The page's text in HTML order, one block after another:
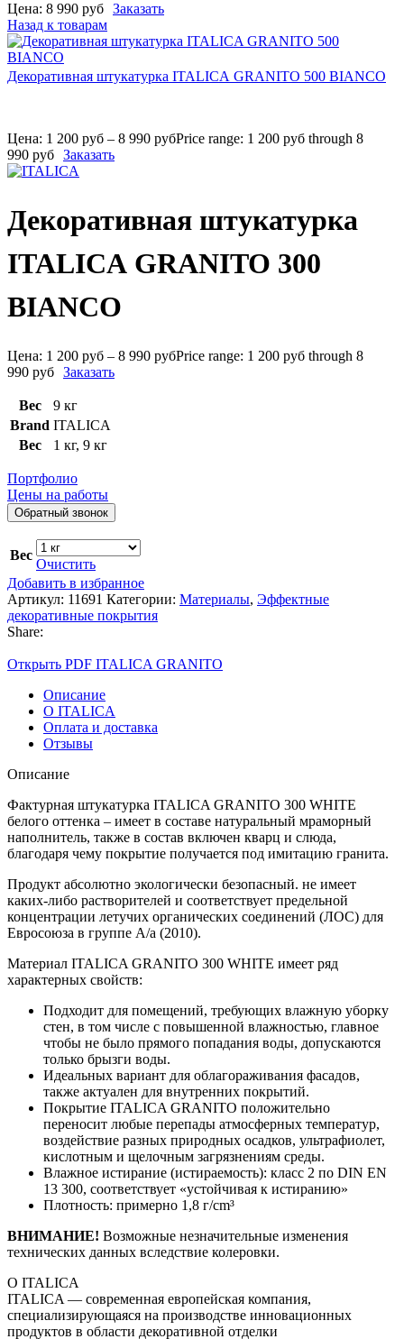
Цена: 8 990 руб Заказать
Назад к товарам
Декоративная штукатурка ITALICA GRANITO 500 BIANCO
Цена: 1 200 руб – 8 990 рубPrice range: 1 200 руб through 8
990 руб Заказать
Декоративная штукатурка
ITALICA GRANITO 300
BIANCO
Цена: 1 200 руб – 8 990 рубPrice range: 1 200 руб through 8
990 руб Заказать
Вес
9 кг
Brand ITALICA
Вес
1 кг, 9 кг
Портфолио
Цены на работы
Обратный звонок
Вес
Очистить
Добавить в избранное
Артикул: 11691 Категории: Материалы, Эффектные
декоративные покрытия
Share:
Открыть PDF ITALICA GRANITO
Описание
О ITALICA
Оплата и доставка
Отзывы
Описание
Фактурная штукатурка ITALICA GRANITO 300 WHITE
белого оттенка – имеет в составе натуральный мраморный
наполнитель, также в состав включен кварц и слюда,
благодаря чему покрытие получается под имитацию гранита.
Продукт абсолютно экологически безопасный. не имеет
каких-либо растворителей и соответствует предельной
концентрации летучих органических соединений (ЛОС) для
Евросоюза в группе А/а (2010).
Материал ITALICA GRANITO 300 WHITE имеет ряд
характерных свойств:
Подходит для помещений, требующих влажную уборку
стен, в том числе с повышенной влажностью, главное
чтобы не было прямого попадания воды, допускаются
только брызги воды.
Идеальных вариант для облагораживания фасадов,
также актуален для внутренних покрытий.
Покрытие ITALICA GRANITO положительно
переносит любые перепады атмосферных температур,
воздействие разных природных осадков, ультрафиолет,
кислотным и щелочным загрязнениям среды.
Влажное истирание (истираемость): класс 2 по DIN EN
13 300, соответствует «устойчивая к истиранию»
Плотность: примерно 1,8 г/cm³
ВНИМАНИЕ! Возможные незначительные изменения
технических данных вследствие колеровки.
О ITALICA
ITALICA — современная европейская компания,
специализирующаяся на производстве инновационных
продуктов в области декоративной отделки